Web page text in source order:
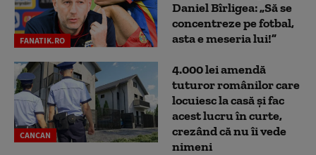
FANATIK.RO
Daniel Bîrligea: „Să se
concentreze pe fotbal,
asta e meseria lui!”
CANCAN
4.000 lei amendă
tuturor românilor care
locuiesc la casă și fac
acest lucru în curte,
crezând că nu îi vede
nimeni